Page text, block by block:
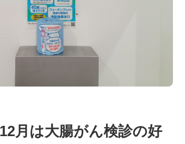
12月は大腸がん検診の好